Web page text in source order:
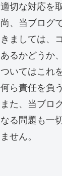
適切な対応を
尚、当ブログ
きましては、
あるかどうか
ついてはこれ
何ら責任を負
また、当ブロ
なる問題も一
ません。